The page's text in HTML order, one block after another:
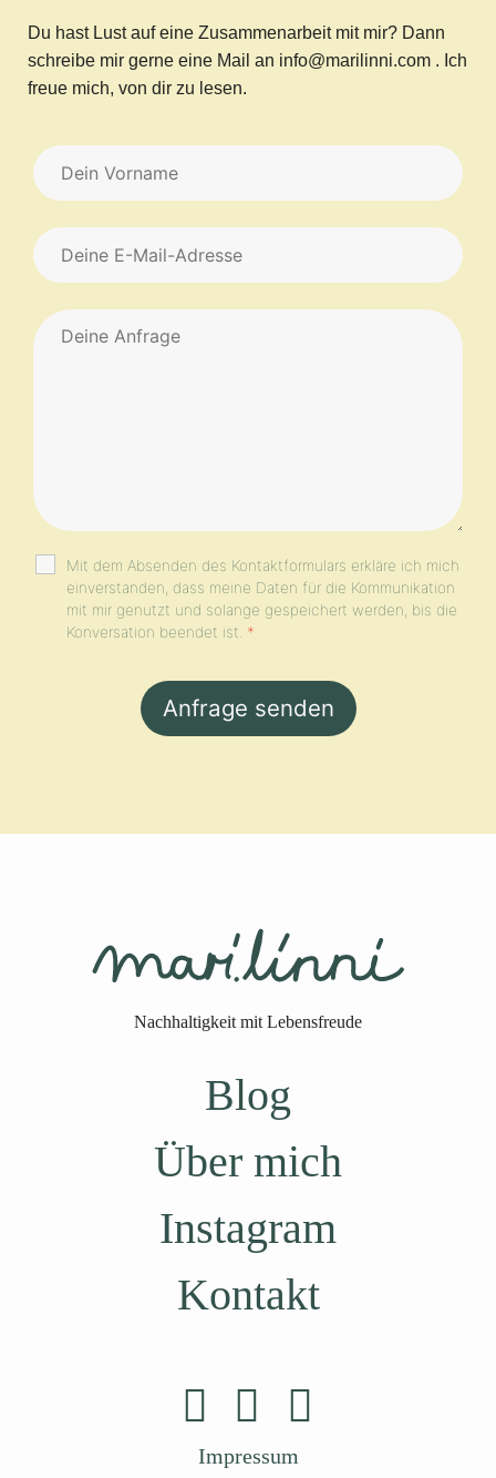
Du hast Lust auf eine Zusammenarbeit mit mir? Dann
schreibe mir gerne eine Mail an info@marilinni.com . Ich
freue mich, von dir zu lesen.
Mit dem Absenden des Kontaktformulars erkläre ich mich
einverstanden, dass meine Daten für die Kommunikation
mit mir genutzt und solange gespeichert werden, bis die
Konversation beendet ist. *
Nachhaltigkeit mit Lebensfreude
Blog
Über mich
Instagram
Kontakt
Impressum